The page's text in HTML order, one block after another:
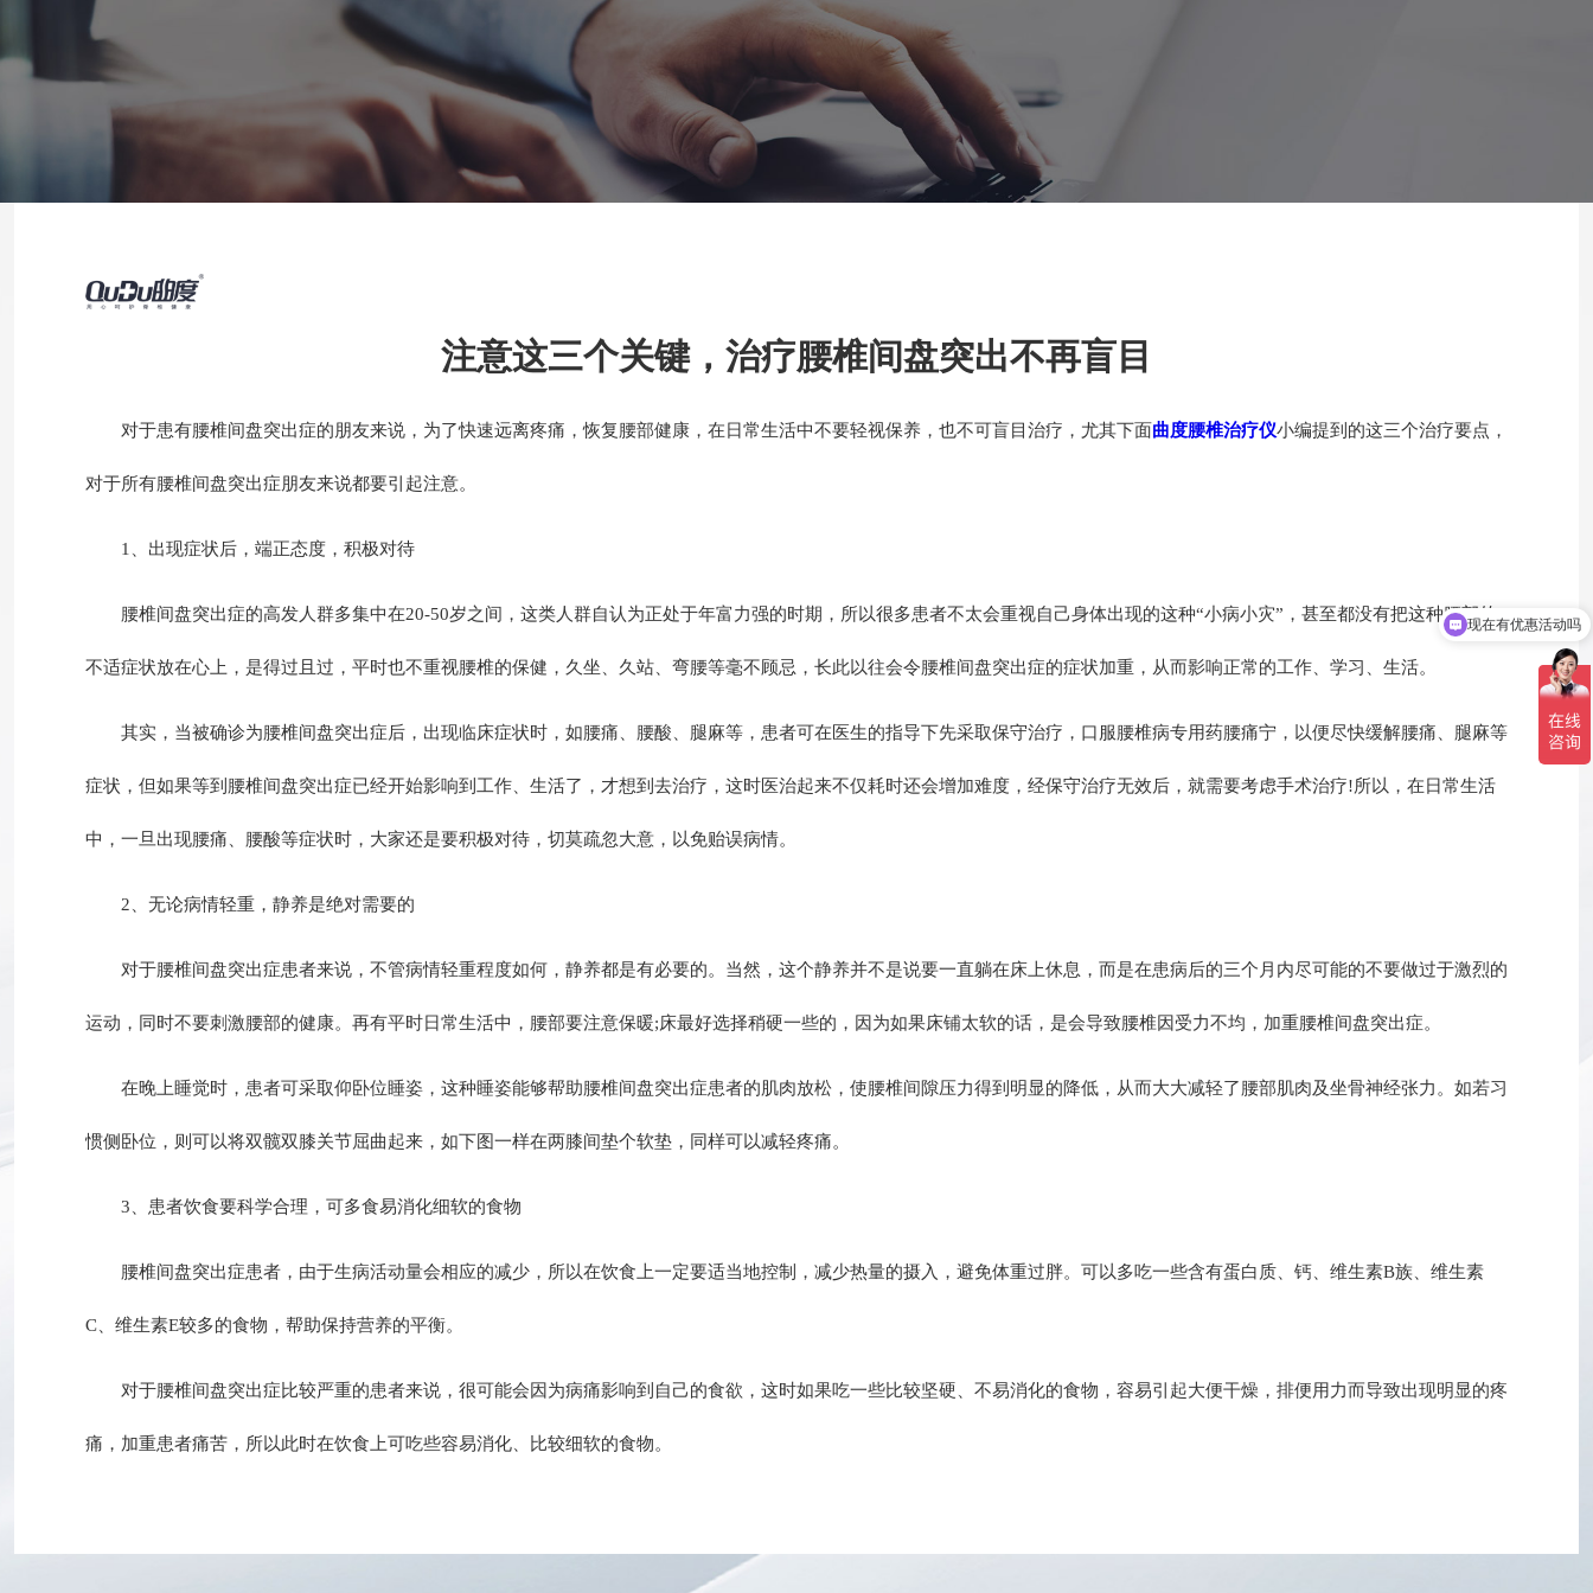
注意这三个关键，治疗腰椎间盘突出不再盲目
对于患有腰椎间盘突出症的朋友来说，为了快速远离疼痛，恢复腰部健康，在日常生活中不要轻视保养，也不可盲目治疗，尤其下面曲度腰椎治疗仪小编提到的这三个治疗要点，
对于所有腰椎间盘突出症朋友来说都要引起注意。
1、出现症状后，端正态度，积极对待
腰椎间盘突出症的高发人群多集中在20-50岁之间，这类人群自认为正处于年富力强的时期，所以很多患者不太会重视自己身体出现的这种“小病小灾”，甚至都没有把这种腰部的
不适症状放在心上，是得过且过，平时也不重视腰椎的保健，久坐、久站、弯腰等毫不顾忌，长此以往会令腰椎间盘突出症的症状加重，从而影响正常的工作、学习、生活。
其实，当被确诊为腰椎间盘突出症后，出现临床症状时，如腰痛、腰酸、腿麻等，患者可在医生的指导下先采取保守治疗，口服腰椎病专用药腰痛宁，以便尽快缓解腰痛、腿麻等
症状，但如果等到腰椎间盘突出症已经开始影响到工作、生活了，才想到去治疗，这时医治起来不仅耗时还会增加难度，经保守治疗无效后，就需要考虑手术治疗!所以，在日常生活
中，一旦出现腰痛、腰酸等症状时，大家还是要积极对待，切莫疏忽大意，以免贻误病情。
2、无论病情轻重，静养是绝对需要的
对于腰椎间盘突出症患者来说，不管病情轻重程度如何，静养都是有必要的。当然，这个静养并不是说要一直躺在床上休息，而是在患病后的三个月内尽可能的不要做过于激烈的
运动，同时不要刺激腰部的健康。再有平时日常生活中，腰部要注意保暖;床最好选择稍硬一些的，因为如果床铺太软的话，是会导致腰椎因受力不均，加重腰椎间盘突出症。
在晚上睡觉时，患者可采取仰卧位睡姿，这种睡姿能够帮助腰椎间盘突出症患者的肌肉放松，使腰椎间隙压力得到明显的降低，从而大大减轻了腰部肌肉及坐骨神经张力。如若习
惯侧卧位，则可以将双髋双膝关节屈曲起来，如下图一样在两膝间垫个软垫，同样可以减轻疼痛。
3、患者饮食要科学合理，可多食易消化细软的食物
腰椎间盘突出症患者，由于生病活动量会相应的减少，所以在饮食上一定要适当地控制，减少热量的摄入，避免体重过胖。可以多吃一些含有蛋白质、钙、维生素B族、维生素
C、维生素E较多的食物，帮助保持营养的平衡。
对于腰椎间盘突出症比较严重的患者来说，很可能会因为病痛影响到自己的食欲，这时如果吃一些比较坚硬、不易消化的食物，容易引起大便干燥，排便用力而导致出现明显的疼
痛，加重患者痛苦，所以此时在饮食上可吃些容易消化、比较细软的食物。
现在有优惠活动吗